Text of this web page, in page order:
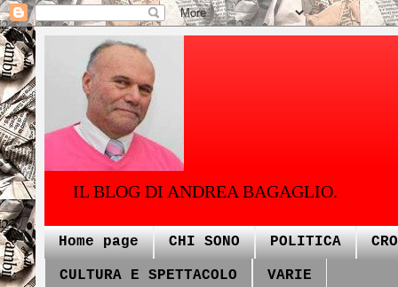
IL BLOG DI ANDREA BAGAGLIO.
Home page CHI SONO POLITICA
CULTURA E SPETTACOLO VARIE